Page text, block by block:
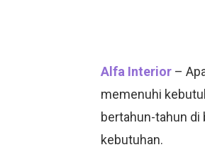
Alfa Interior –
memenuhi
bertahun-tahun
kebutuhan.